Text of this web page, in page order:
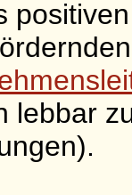
lebbar